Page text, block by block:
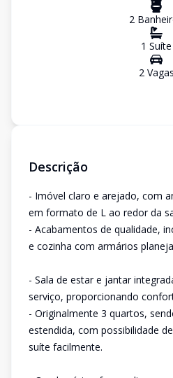
2
1 Suíte
2Vagas
Descrição
- Imóvel claro e arejado, com
em formato de L ao redor da
- Acabamentos de qualidade,
e cozinha com armários
- Sala de estar e jantar
serviço, proporcionando
- Originalmente 3 quartos,
estendida, com possibilidade
suíte facilmente.